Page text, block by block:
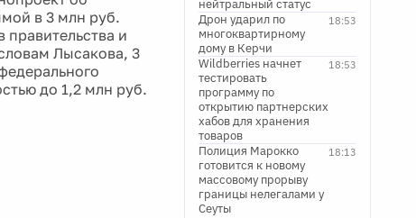
в 3 млн руб.
и
Лысакова, 3
до 1,2 млн руб.
нейтральный статус
18:53
Дрон ударил по
многоквартирному
дому в Керчи
18:53
Wildberries начнет
тестировать
программу по
открытию партнерских
хабов для хранения
товаров
18:13
Полиция Марокко
готовится к новому
массовому прорыву
границы нелегалами у
Сеуты